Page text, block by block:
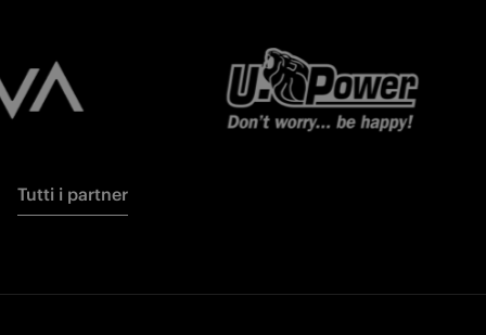
Tutti i partner